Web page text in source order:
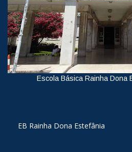
Escola Básica Rainha Dona
EB Rainha Dona Estefânia